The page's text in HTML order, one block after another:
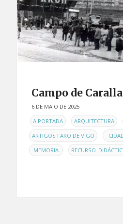
Campo de
6 DE MAIO DE 2025
ENA PORTADA , ARQUITECTURA ,
ARTIGOS FARO DE VIGO ,
MEMORIA ,